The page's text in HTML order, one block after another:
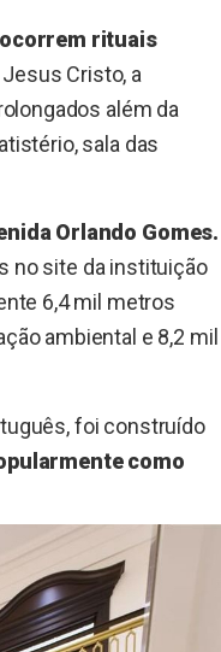
rituais
Cristo, a
além da
sala das
Orlando Gomes.
no site da instituição
6,4 mil metros
ambiental e 8,2 mil
foi construído
como